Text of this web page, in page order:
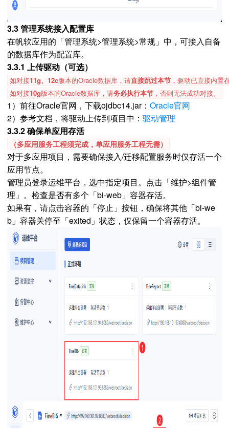
3.3 管理系统接入配置库
在帆软应用的「管理系统>管理系统>常规」中，可接入自备
的数据库作为配置库。
3.3.1 上传驱动（可选）
如对接11g、12c版本的Oracle数据库，请直接跳过本节 ，驱动已直接内置
如对接10g版本的Oracle数据库，请务必执行本节 ，否则无法成功对接。
1）前往Oracle官网，下载ojdbc14.jar： Oracle官网
2）参考文档，将驱动上传到项目中： 驱动管理
3.3.2 确保单应用存活
（多应用服务工程须完成，单应用服务工程无需）
对于多应用项目，需要确保接入/迁移配置服务时仅存活一个
应用节点。
管理员登录运维平台，选中指定项目。点击「维护>组件管
理」。检查是否有多个「bi-web」容器存活。
如果有，请点击容器的「停止」按钮，确保将其他「bi-we
b」容器关停至「exited」状态，仅保留一个容器存活。